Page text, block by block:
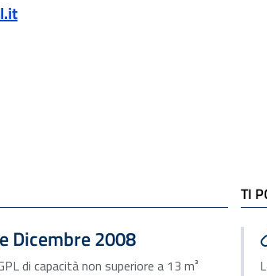
Dicembre 2008
MB
di capacità non superiore a 13 m³
TI